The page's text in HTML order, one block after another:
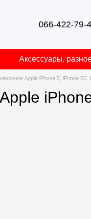
066-422-79-
Аксессуары,
Apple iPhone 5, iPhone 5C,